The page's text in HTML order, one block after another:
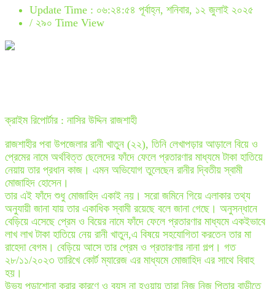
Update Time : ০৬:২৪:৫৪ পূর্বাহ্ন, শনিবার, ১২ জুলাই ২০২৫
/ ২৯০ Time View
ক্রাইম রিপোর্টার : নাসির উদ্দিন রাজশাহী
রাজশাহীর পবা উপজেলার রানী খাতুন (২২), তিনি লেখাপড়ার আড়ালে বিয়ে ও
প্রেমের নামে অর্থবিত্ত ছেলেদের ফাঁদে ফেলে প্রতারণার মাধ্যমে টাকা হাতিয়ে
নেয়ায় তার প্রধান কাজ। এমন অভিযোগ তুলেছেন রানীর দ্বিতীয় স্বামী
মোজাহিদ হোসেন।
তার এই ফাঁদে শুধু মোজাহিদ একাই নয়। সরো জমিনে গিয়ে এলাকার তথ্য
অনুযায়ী জানা যায় তার একাধিক স্বামী রয়েছে বলে জানা গেছে। অনুসন্ধানে
বেড়িয়ে এসেছে প্রেম ও বিয়ের নামে ফাঁদে ফেলে প্রতারণার মাধ্যমে একইভাবে
লাখ লাখ টাকা হাতিয়ে নেয় রানী খাতুন,এ বিষয়ে সহযোগিতা করতেন তার মা
রাহেদা বেগম। বেড়িয়ে আসে তার প্রেম ও প্রতারণার নানা গল্প। গত
২৮/১১/২০২৩ তারিখে কোর্ট ম্যারেজ এর মাধ্যমে মোজাহিদ এর সাথে বিবাহ
হয়।
উভয় পড়াশোনা করার কারণে ও বয়স না হওয়ায় তারা নিজ নিজ পিতার বাড়ীতে